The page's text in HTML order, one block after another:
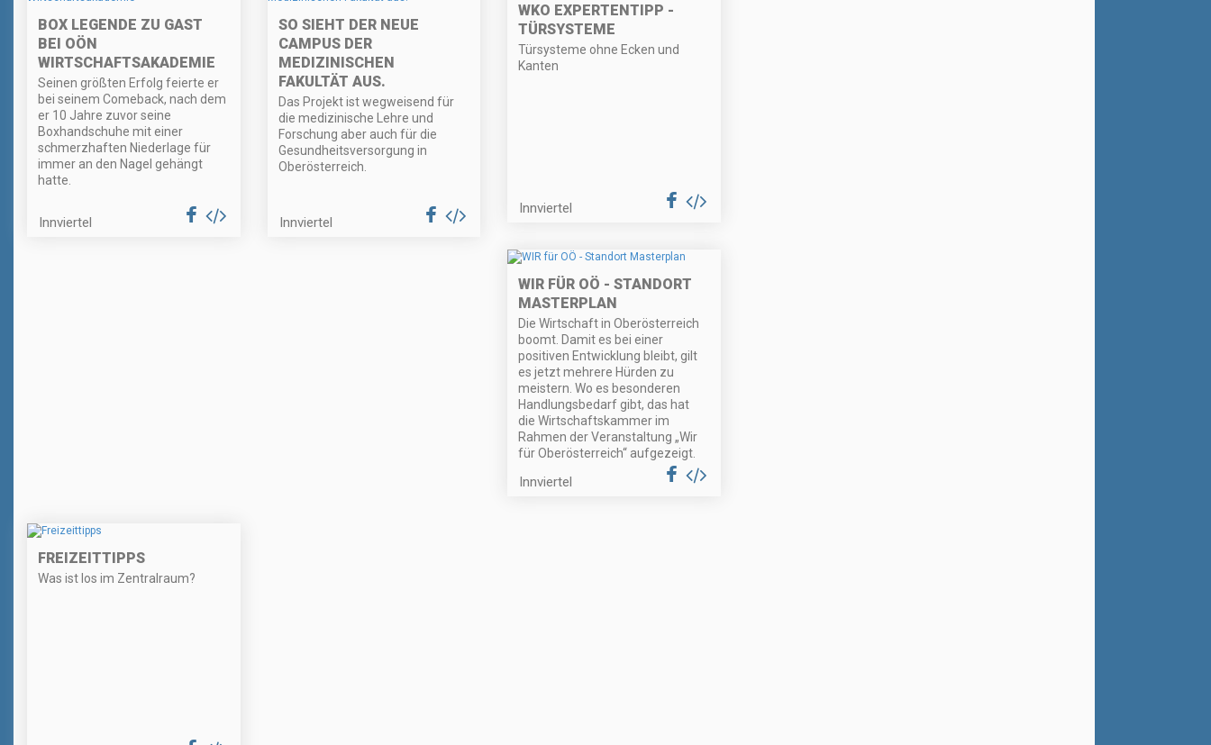
BOX LEGENDE ZU GAST
BEI OÖN
WIRTSCHAFTSAKADEMIE
Seinen größten Erfolg feierte er
bei seinem Comeback, nach dem
er 10 Jahre zuvor seine
Boxhandschuhe mit einer
schmerzhaften Niederlage für
immer an den Nagel gehängt
hatte.
Innviertel
SO SIEHT DER NEUE
CAMPUS DER
MEDIZINISCHEN
FAKULTÄT AUS.
Das Projekt ist wegweisend für
die medizinische Lehre und
Forschung aber auch für die
Gesundheitsversorgung in
Oberösterreich.
Innviertel
WKO EXPERTENTIPP -
TÜRSYSTEME
Türsysteme ohne Ecken und
Kanten
Innviertel
WIR FÜR OÖ - STANDORT
MASTERPLAN
Die Wirtschaft in Oberösterreich
boomt. Damit es bei einer
positiven Entwicklung bleibt, gilt
es jetzt mehrere Hürden zu
meistern. Wo es besonderen
Handlungsbedarf gibt, das hat
die Wirtschaftskammer im
Rahmen der Veranstaltung „Wir
für Oberösterreich“ aufgezeigt.
Innviertel
FREIZEITTIPPS
Was ist los im Zentralraum?